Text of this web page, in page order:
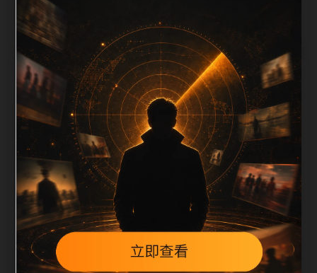
每次新增保持少量、稳定、相关
栏目内容归集
，图片文件名和 alt/title 也跟随主关键词、栏目词和文
章标题生成。如果采集内容缺少图片，将使用同主题默
认图兜底；如果标题过短、描述为空、正文摘要不足或
关键词连续重复，则不进入发布队列。本页还加入常见
问题和站内推荐，帮助用户从一个入口跳转到同类页
面、专题合集和热榜内容，提升停留时间和页面可抓取
性。第4条内容作为初始建设页，重点承担栏目深度补
齐、内链结构完善和后续采集归类的承接作用。